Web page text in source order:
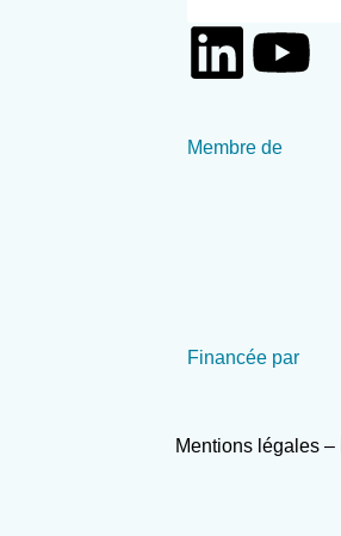
Membre de
Financée par
Mentions légales –